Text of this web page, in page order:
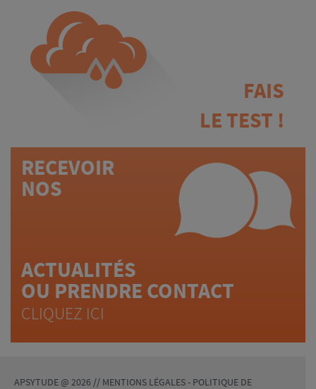
FAIS
LE TEST !
RECEVOIR
NOS
ACTUALITÉS
OU PRENDRE CONTACT
CLIQUEZ ICI
APSYTUDE @ 2026 // MENTIONS LÉGALES- POLITIQUE DE